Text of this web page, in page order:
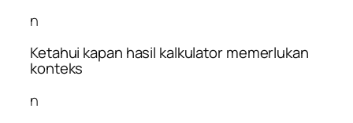
n
Ketahui kapan hasil kalkulator memerlukan
konteks
n